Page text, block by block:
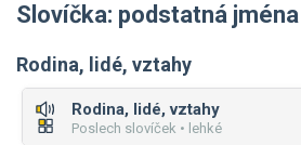
Slovíčka: podstatná jména
Rodina, lidé, vztahy
Rodina, lidé, vztahy
Poslech slovíček • lehké